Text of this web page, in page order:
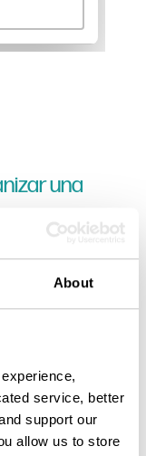
About
service, better
support our
allow us to store
una
de
en: